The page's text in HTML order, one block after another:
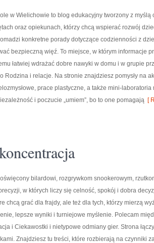
w Wielichowie to blog edukacyjny tworzony z myślą
oraz opiekunach, którzy chcą wspierać rozwój
konkretne porady dotyczące codzienności z
bezpieczną więź. To miejsce, w którym informacje
łatwiej wdrażać dobre nawyki w domu i w grupie
Rodzina i relacje. Na stronie znajdziesz pomysły na
prace plastyczne, a także mini-
i poczucie „umiem”, bo to one pomagają [
bilardowi, rozgrywkom snookerowym,
w których liczy się celność, spokój i dobra
chcą grać dla frajdy, ale też dla tych, którzy mierzą
lepsze wyniki i turniejowe myślenie. Polecam
i Ciekawostki i nietypowe odmiany gier. Strona
Znajdziesz tu treści, które rozbierają na czynniki